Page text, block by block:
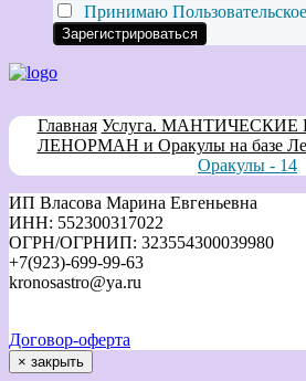
Принимаю
Главная Услуга.
ЛЕНОРМАН и Оракулы на базе
Оракулы - 14
ИП Власова Марина Евгеньевна
ИНН: 552300317022
ОГРН/ОГРНИП: 323554300039980
+7(923)-699-99-63
kronosastro@ya.ru
Договор-оферта
× закрыть